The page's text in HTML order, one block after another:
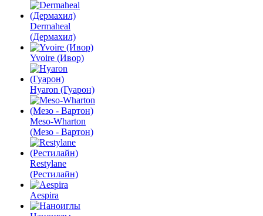
Dermaheal
(Дермахил)
Yvoire (Ивор)
Hyaron (Гуарон)
Meso-Wharton
(Мезо - Вартон)
Restylane
(Рестилайн)
Aespira